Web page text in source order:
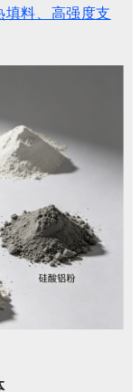
料、高强度支